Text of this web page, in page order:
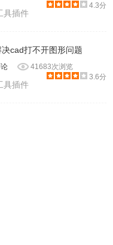
4.3分
具插件
cad打不开图形问题
41683次浏览
3.6分
具插件